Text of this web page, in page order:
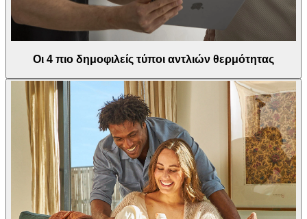
Οι 4 πιο δημοφιλείς τύποι αντλιών θερμότητας